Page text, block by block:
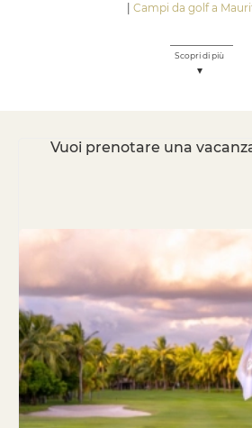
Campi da golf a
Scopri di più
Vuoi prenotare una